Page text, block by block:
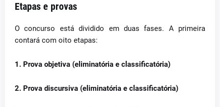
Etapas e provas
O concurso está dividido em duas fases. A primeira
contará com oito etapas:
1. Prova objetiva (eliminatória e classificatória)
2. Prova discursiva (eliminatória e classificatória)